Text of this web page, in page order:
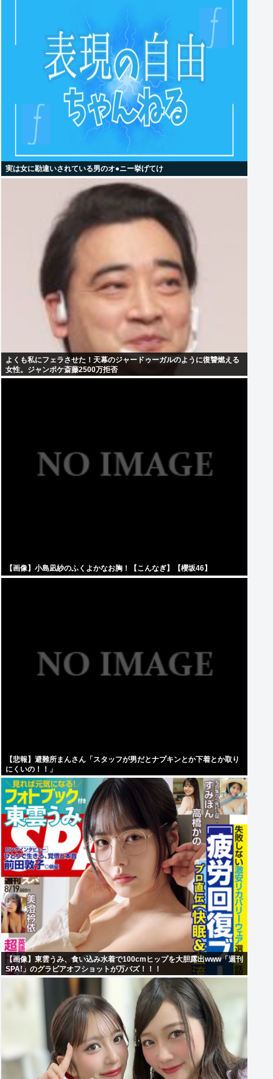
実は女に勘違いされている男のオ●ニー挙げてけ
よくも私にフェラさせた！天幕のジャードゥーガルのように復讐燃える
女性。ジャンポケ斎藤2500万拒否
【画像】小島凪紗のふくよかなお胸！【こんなぎ】【櫻坂46】
【悲報】避難所まんさん「スタッフが男だとナプキンとか下着とか取り
にくいの！！」
【画像】東雲うみ、食い込み水着で100cmヒップを大胆露出www「週刊
SPA!」のグラビアオフショットが万バズ！！！